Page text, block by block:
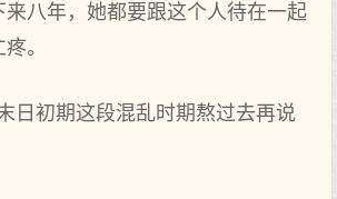
来八年，她都要跟这个人待在一起
。
日初期这段混乱时期熬过去再说